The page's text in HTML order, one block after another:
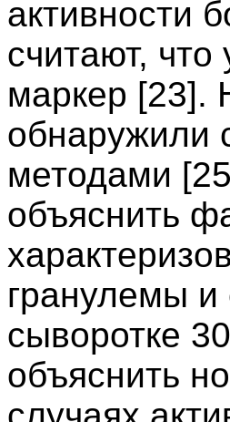
активности
считают,
маркер [23].
обнаружили
методами
объяснить
гранулемы
сыворотке
объяснить